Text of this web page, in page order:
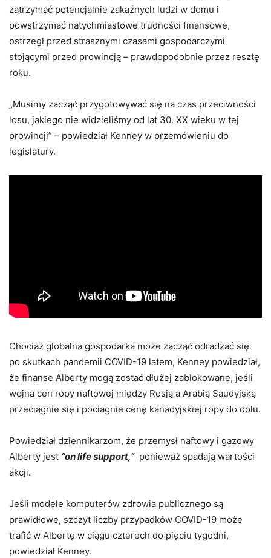
zatrzymać potencjalnie zakaźnych ludzi w domu i
powstrzymać natychmiastowe trudności finansowe,
ostrzegł przed strasznymi czasami gospodarczymi
stojącymi przed prowincją – prawdopodobnie przez resztę
roku.
„Musimy zacząć przygotowywać się na czas przeciwności
losu, jakiego nie widzieliśmy od lat 30. XX wieku w tej
prowincji” – powiedział Kenney w przemówieniu do
legislatury.
Chociaż globalna gospodarka może zacząć odradzać się
po skutkach pandemii COVID-19 latem, Kenney powiedział,
że finanse Alberty mogą zostać dłużej zablokowane, jeśli
wojna cen ropy naftowej między Rosją a Arabią Saudyjską
przeciągnie się i pociagnie cenę kanadyjskiej ropy do dolu.
Powiedział dziennikarzom, że przemysł naftowy i gazowy
Alberty jest “on life support,”ponieważ spadają wartości
akcji.
Jeśli modele komputerów zdrowia publicznego są
prawidłowe, szczyt liczby przypadków COVID-19 może
trafić w Albertę w ciągu czterech do pięciu tygodni,
powiedział Kenney.